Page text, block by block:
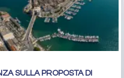
SULLA PROPOSTA DI